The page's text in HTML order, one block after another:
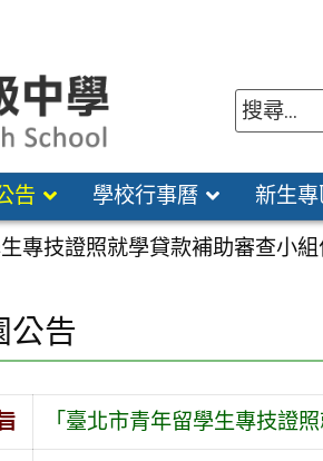
告 學校行事曆 新生專
生專技證照就學貸款補助審查小
公告
「臺北市青年留學生專技證